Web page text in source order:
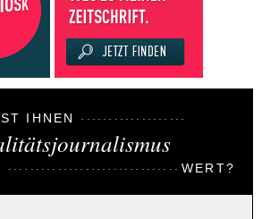
IHNEN
WERT?